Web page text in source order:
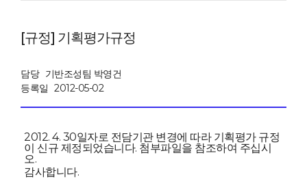
[규정] 기획평가규정
담당 기반조성팀 박영건
등록일 2012-05-02
2012. 4. 30일자로 전담기관 변경에 따라 기획평가 규정
이 신규 제정되었습니다. 첨부파일을 참조하여 주십시
오.
감사합니다.